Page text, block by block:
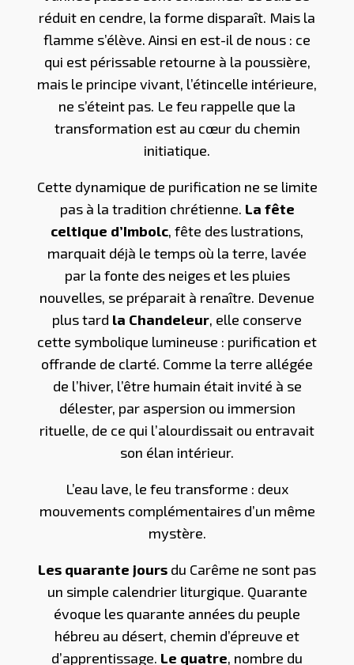
réduit en cendre, la forme disparaît. Mais la
flamme s’élève. Ainsi en est-il de nous : ce
qui est périssable retourne à la poussière,
mais le principe vivant, l’étincelle intérieure,
ne s’éteint pas. Le feu rappelle que la
transformation est au cœur du chemin
initiatique.
Cette dynamique de purification ne se limite
pas à la tradition chrétienne. La fête
celtique d’Imbolc, fête des lustrations,
marquait déjà le temps où la terre, lavée
par la fonte des neiges et les pluies
nouvelles, se préparait à renaître. Devenue
plus tard la Chandeleur, elle conserve
cette symbolique lumineuse : purification et
offrande de clarté. Comme la terre allégée
de l’hiver, l’être humain était invité à se
délester, par aspersion ou immersion
rituelle, de ce qui l’alourdissait ou entravait
son élan intérieur.
L’eau lave, le feu transforme : deux
mouvements complémentaires d’un même
mystère.
Les quarante jours du Carême ne sont pas
un simple calendrier liturgique. Quarante
évoque les quarante années du peuple
hébreu au désert, chemin d’épreuve et
d’apprentissage. Le quatre, nombre du